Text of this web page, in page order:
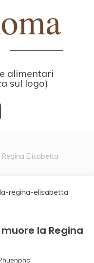
alimentari
sul logo)
Elisabetta
la Regina